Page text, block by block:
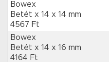
Bowex
Betét x 14 x 14 mm
4567 Ft
Bowex
Betét x 14 x 16 mm
4164 Ft